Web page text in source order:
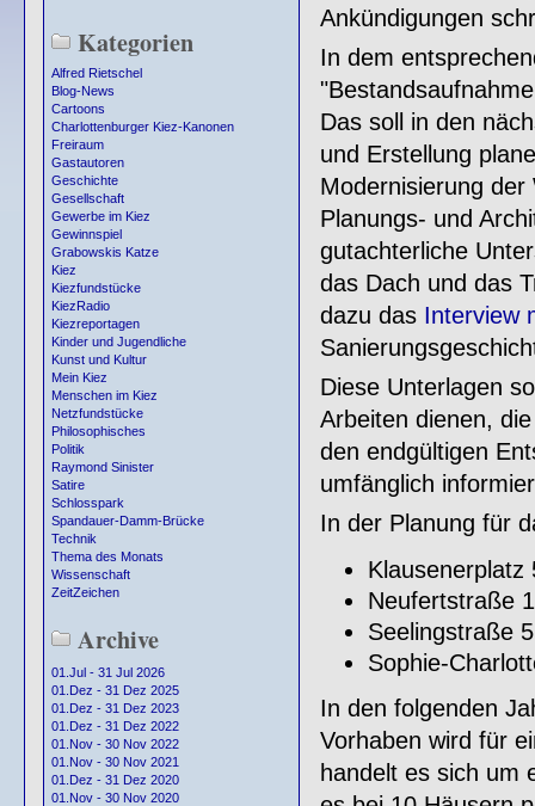
Kategorien
Alfred Rietschel
Blog-News
Cartoons
Charlottenburger Kiez-Kanonen
Freiraum
Gastautoren
Geschichte
Gesellschaft
Gewerbe im Kiez
Gewinnspiel
Grabowskis Katze
Kiez
Kiezfundstücke
KiezRadio
Kiezreportagen
Kinder und Jugendliche
Kunst und Kultur
Mein Kiez
Menschen im Kiez
Netzfundstücke
Philosophisches
Politik
Raymond Sinister
Satire
Schlosspark
Spandauer-Damm-Brücke
Technik
Thema des Monats
Wissenschaft
ZeitZeichen
Archive
01.Jul - 31 Jul 2026
01.Dez - 31 Dez 2025
01.Dez - 31 Dez 2023
01.Dez - 31 Dez 2022
01.Nov - 30 Nov 2022
01.Nov - 30 Nov 2021
01.Dez - 31 Dez 2020
01.Nov - 30 Nov 2020
Ankündigungen
In dem
Das soll in den
und Erstellung
Modernisierung
Planungs- und
gutachterliche
das Dach und das
dazu das Interview
Diese Unterlagen
Arbeiten dienen,
den endgültigen
umfänglich
In der Planung für
Klausenerplatz
Neufertstraße
Seelingstraße
Sophie-
In den folgenden
Vorhaben wird für
handelt es sich um